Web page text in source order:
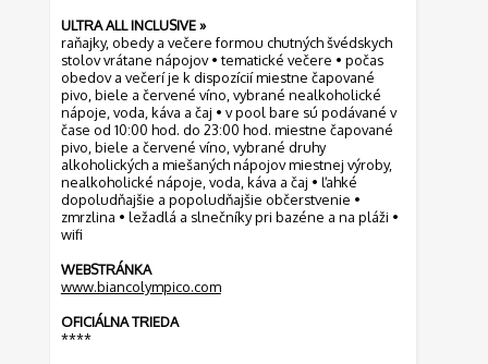
ULTRA ALL INCLUSIVE »
raňajky, obedy a večere formou chutných švédskych
stolov vrátane nápojov • tematické večere • počas
obedov a večerí je k dispozícií miestne čapované
pivo, biele a červené víno, vybrané nealkoholické
nápoje, voda, káva a čaj • v pool bare sú podávané v
čase od 10:00 hod. do 23:00 hod. miestne čapované
pivo, biele a červené víno, vybrané druhy
alkoholických a miešaných nápojov miestnej výroby,
nealkoholické nápoje, voda, káva a čaj • ľahké
dopoludňajšie a popoludňajšie občerstvenie •
zmrzlina • ležadlá a slnečníky pri bazéne a na pláži •
wifi
WEBSTRÁNKA
www.biancolympico.com
OFICIÁLNA TRIEDA
****